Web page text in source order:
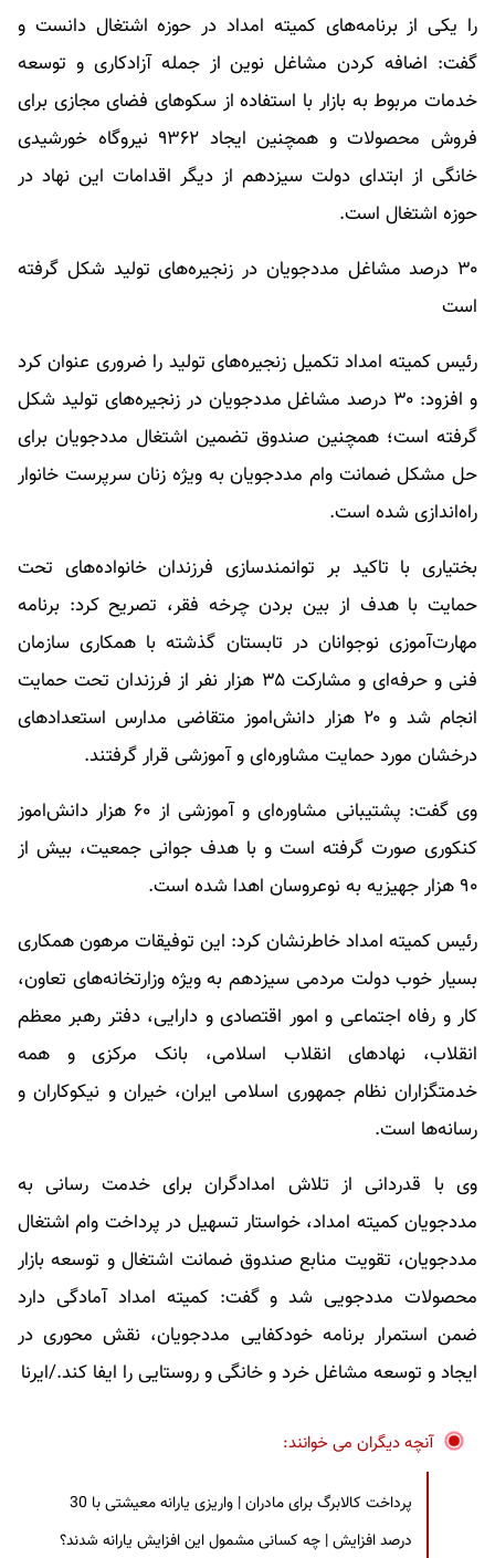
را یکی از برنامه‌های کمیته امداد در حوزه اشتغال دانست و
گفت: اضافه کردن مشاغل نوین از جمله آزادکاری و توسعه
خدمات مربوط به بازار با استفاده از سکوهای فضای مجازی برای
فروش محصولات و همچنین ایجاد ۹۳۶۲ نیروگاه خورشیدی
خانگی از ابتدای دولت سیزدهم از دیگر اقدامات این نهاد در
حوزه اشتغال است.
۳۰ درصد مشاغل مددجویان در زنجیره‌های تولید شکل گرفته
است
رئیس کمیته امداد تکمیل زنجیره‌های تولید را ضروری عنوان کرد
و افزود: ۳۰ درصد مشاغل مددجویان در زنجیره‌های تولید شکل
گرفته است؛ همچنین صندوق تضمین اشتغال مددجویان برای
حل مشکل ضمانت وام مددجویان به ویژه زنان سرپرست خانوار
راه‌اندازی شده است.
بختیاری با تاکید بر توانمندسازی فرزندان خانواده‌های تحت
حمایت با هدف از بین بردن چرخه فقر، تصریح کرد: برنامه
مهارت‌آموزی نوجوانان در تابستان گذشته با همکاری سازمان
فنی و حرفه‌ای و مشارکت ۳۵ هزار نفر از فرزندان تحت حمایت
انجام شد و ۲۰ هزار دانش‌اموز متقاضی مدارس استعدادهای
درخشان مورد حمایت مشاوره‌ای و آموزشی قرار گرفتند.
وی گفت: پشتیبانی مشاوره‌ای و آموزشی از ۶۰ هزار دانش‌اموز
کنکوری صورت گرفته است و با هدف جوانی جمعیت، بیش از
۹۰ هزار جهیزیه به نوعروسان اهدا شده است.
رئیس کمیته امداد خاطرنشان کرد: این توفیقات مرهون همکاری
بسیار خوب دولت مردمی سیزدهم به ویژه وزارتخانه‌های تعاون،
کار و رفاه اجتماعی و امور اقتصادی و دارایی، دفتر رهبر معظم
انقلاب، نهادهای انقلاب اسلامی، بانک مرکزی و همه
خدمتگزاران نظام جمهوری اسلامی ایران، خیران و نیکوکاران و
رسانه‌ها است.
وی با قدردانی از تلاش امدادگران برای خدمت رسانی به
مددجویان کمیته امداد، خواستار تسهیل در پرداخت وام اشتغال
مددجویان، تقویت منابع صندوق ضمانت اشتغال و توسعه بازار
محصولات مددجویی شد و گفت: کمیته امداد آمادگی دارد
ضمن استمرار برنامه خودکفایی مددجویان، نقش محوری در
ایجاد و توسعه مشاغل خرد و خانگی و روستایی را ایفا کند./ایرنا
آنچه دیگران می خوانند:
پرداخت کالابرگ برای مادران | واریزی یارانه معیشتی با 30
درصد افزایش | چه کسانی مشمول این افزایش یارانه شدند؟